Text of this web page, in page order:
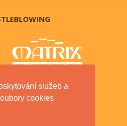
služeb a
cookies
MATRIX AUTOMOTIVE
MATRIX WINDOWS